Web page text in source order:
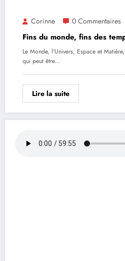
Corinne 0 Commentaires
Fins du monde, fins des
Le Monde, l'Univers, Espace et
qui peut être…
Lire la suite